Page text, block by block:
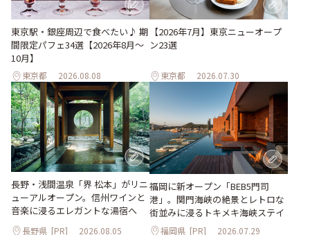
東京駅・銀座周辺で食べたい♪ 期
間限定パフェ34選【2026年8月～
10月】
東京都 2026.08.08
【2026年7月】東京ニューオープ
ン23選
東京都 2026.07.30
長野・浅間温泉「界 松本」がリニ
ューアルオープン。信州ワインと
音楽に浸るエレガントな湯宿へ
長野県 [PR] 2026.08.05
福岡に新オープン「BEB5門司
港」。関門海峡の絶景とレトロな
街並みに浸るトキメキ海峡ステイ
福岡県 [PR] 2026.07.29